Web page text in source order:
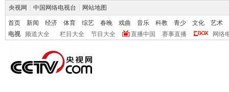
央视网 中国网络电视台 网站地图
首页 新闻 经济 体育 综艺 春晚 戏曲 音乐 科教 青少 文化
艺术
电视
频道大全 栏目大全 节目大全 直播中国 赛事直播 网络